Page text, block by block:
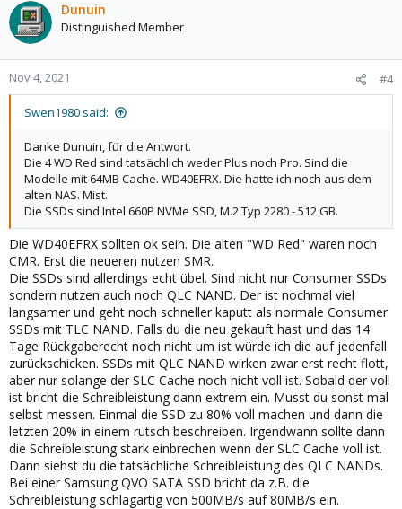
Dunuin
Distinguished Member
Nov 4, 2021 #4
Swen1980 said:
Danke Dunuin, für die Antwort.
Die 4 WD Red sind tatsächlich weder Plus noch Pro. Sind die
Modelle mit 64MB Cache. WD40EFRX. Die hatte ich noch aus dem
alten NAS. Mist.
Die SSDs sind Intel 660P NVMe SSD, M.2 Typ 2280 - 512 GB.
Die WD40EFRX sollten ok sein. Die alten "WD Red" waren noch
CMR. Erst die neueren nutzen SMR.
Die SSDs sind allerdings echt übel. Sind nicht nur Consumer SSDs
sondern nutzen auch noch QLC NAND. Der ist nochmal viel
langsamer und geht noch schneller kaputt als normale Consumer
SSDs mit TLC NAND. Falls du die neu gekauft hast und das 14
Tage Rückgaberecht noch nicht um ist würde ich die auf jedenfall
zurückschicken. SSDs mit QLC NAND wirken zwar erst recht flott,
aber nur solange der SLC Cache noch nicht voll ist. Sobald der voll
ist bricht die Schreibleistung dann extrem ein. Musst du sonst mal
selbst messen. Einmal die SSD zu 80% voll machen und dann die
letzten 20% in einem rutsch beschreiben. Irgendwann sollte dann
die Schreibleistung stark einbrechen wenn der SLC Cache voll ist.
Dann siehst du die tatsächliche Schreibleistung des QLC NANDs.
Bei einer Samsung QVO SATA SSD bricht da z.B. die
Schreibleistung schlagartig von 500MB/s auf 80MB/s ein.